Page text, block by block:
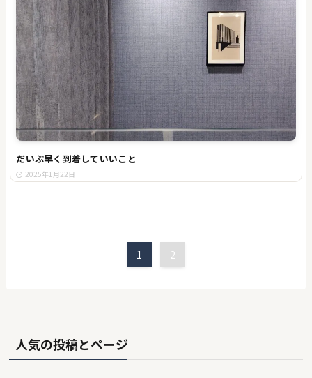
だいぶ早く到着していいこと
2025年1月22日
1 2
人気の投稿とページ